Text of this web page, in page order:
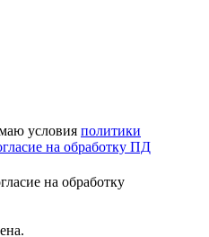
условия политики
на обработку ПД
на обработку